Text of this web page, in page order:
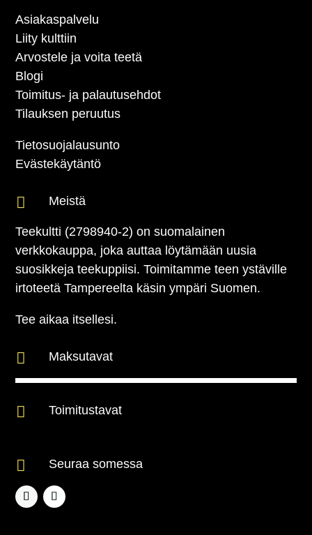
Asiakaspalvelu
Liity kulttiin
Arvostele ja voita teetä
Blogi
Toimitus- ja palautusehdot
Tilauksen peruutus
Tietosuojalausunto
Evästekäytäntö
 Meistä
Teekultti (2798940-2) on suomalainen
verkkokauppa, joka auttaa löytämään uusia
suosikkeja teekuppiisi. Toimitamme teen ystäville
irtoteetä Tampereelta käsin ympäri Suomen.
Tee aikaa itsellesi.
 Maksutavat
 Toimitustavat
 Seuraa somessa